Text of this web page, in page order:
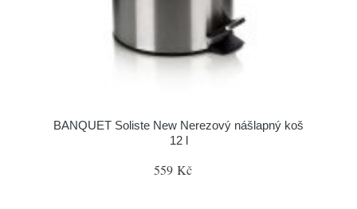
BANQUET Soliste New Nerezový nášlapný koš
12 l
559 Kč